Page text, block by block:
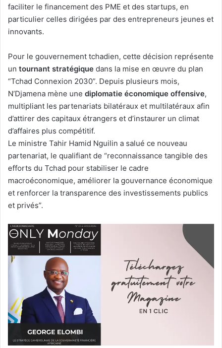
faciliter le financement des PME et des startups, en
particulier celles dirigées par des entrepreneurs jeunes et
innovants.
Pour le gouvernement tchadien, cette décision représente
un tournant stratégique dans la mise en œuvre du plan
“Tchad Connexion 2030”. Depuis plusieurs mois,
N’Djamena mène une diplomatie économique offensive,
multipliant les partenariats bilatéraux et multilatéraux afin
d’attirer des capitaux étrangers et d’instaurer un climat
d’affaires plus compétitif.
Le ministre Tahir Hamid Nguilin a salué ce nouveau
partenariat, le qualifiant de “reconnaissance tangible des
efforts du Tchad pour stabiliser le cadre
macroéconomique, améliorer la gouvernance économique
et renforcer la transparence des investissements publics
et privés”.